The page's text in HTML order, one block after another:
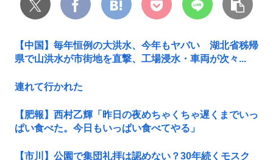
【中国】毎年恒例の大洪水、今年もヤバい 湖北省秭帰
県で山洪水が市街地を直撃、工場浸水・車両が次々...
連れて行かれた
【肥報】西村乙輝「昨日の夜めちゃくちゃ遅くまでいっ
ぱい食べた。今日もいっぱい食べてやる」
【市川】公園で集団礼拝は認めない？30年続くモスク